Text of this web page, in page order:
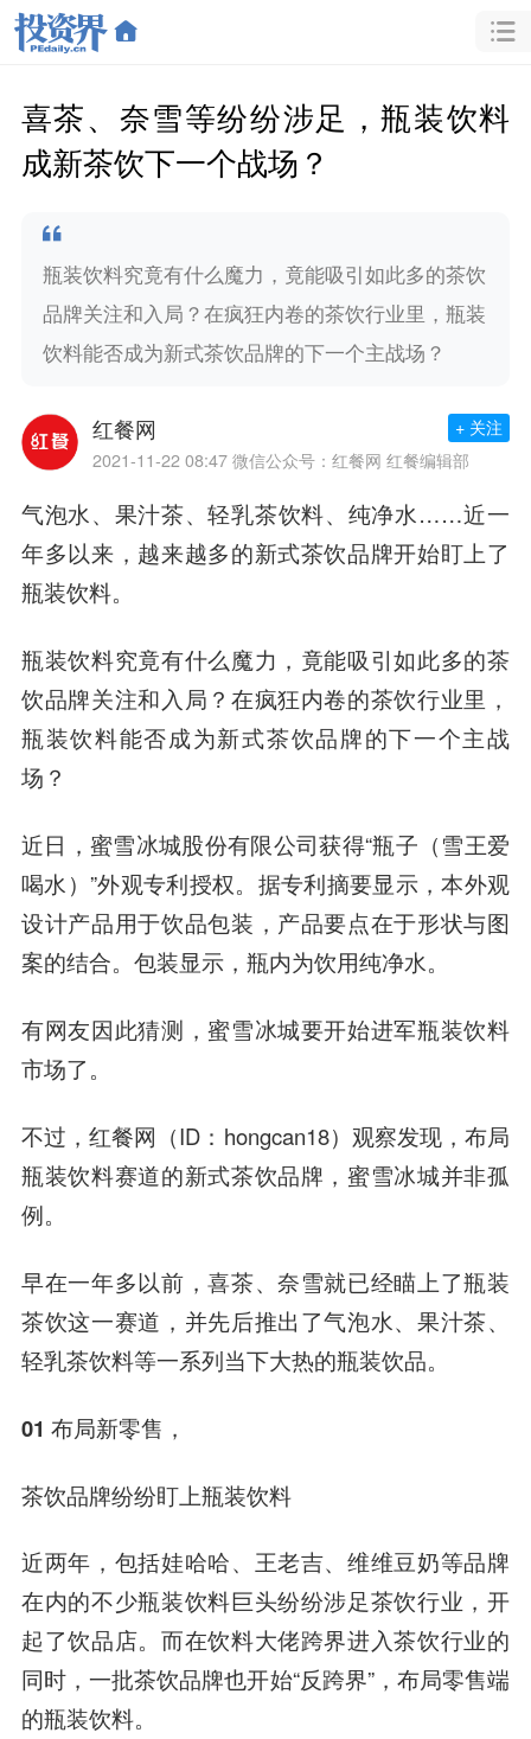
喜茶、奈雪等纷纷涉足，瓶装饮料
成新茶饮下一个战场？
瓶装饮料究竟有什么魔力，竟能吸引如此多的茶饮
品牌关注和入局？在疯狂内卷的茶饮行业里，瓶装
饮料能否成为新式茶饮品牌的下一个主战场？
红餐网
2021-11-22 08:47 微信公众号：红餐网 红餐编辑部
+ 关注
气泡水、果汁茶、轻乳茶饮料、纯净水……近一
年多以来，越来越多的新式茶饮品牌开始盯上了
瓶装饮料。
瓶装饮料究竟有什么魔力，竟能吸引如此多的茶
饮品牌关注和入局？在疯狂内卷的茶饮行业里，
瓶装饮料能否成为新式茶饮品牌的下一个主战
场？
近日，蜜雪冰城股份有限公司获得“瓶子（雪王爱
喝水）”外观专利授权。据专利摘要显示，本外观
设计产品用于饮品包装，产品要点在于形状与图
案的结合。包装显示，瓶内为饮用纯净水。
有网友因此猜测，蜜雪冰城要开始进军瓶装饮料
市场了。
不过，红餐网（ID：hongcan18）观察发现，布局
瓶装饮料赛道的新式茶饮品牌，蜜雪冰城并非孤
例。
早在一年多以前，喜茶、奈雪就已经瞄上了瓶装
茶饮这一赛道，并先后推出了气泡水、果汁茶、
轻乳茶饮料等一系列当下大热的瓶装饮品。
01 布局新零售，
茶饮品牌纷纷盯上瓶装饮料
近两年，包括娃哈哈、王老吉、维维豆奶等品牌
在内的不少瓶装饮料巨头纷纷涉足茶饮行业，开
起了饮品店。而在饮料大佬跨界进入茶饮行业的
同时，一批茶饮品牌也开始“反跨界”，布局零售端
的瓶装饮料。